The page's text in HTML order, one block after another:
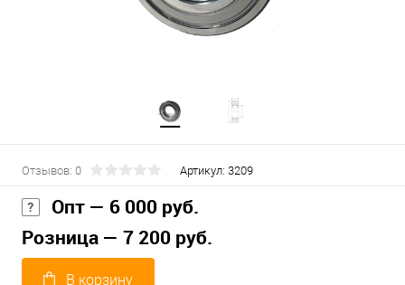
Отзывов: 0 Артикул: 3209
Опт — 6 000 руб.
Розница — 7 200 руб.
В корзину